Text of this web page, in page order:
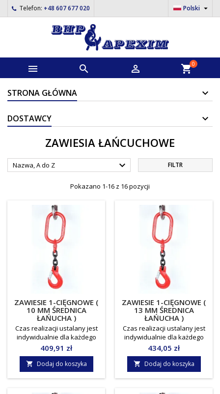
Telefon: +48 607 677 020 Polski 
   shopping_cart0
STRONA GŁÓWNA
DOSTAWCY
ZAWIESIA ŁAŃCUCHOWE
Nazwa, A do Z  FILTR
Pokazano 1-16 z 16 pozycji
ZAWIESIE 1-CIĘGNOWE (
10 MM ŚREDNICA
ŁAŃUCHA )
Czas realizacji ustalany jest
indywidualnie dla każdego
zamówienia.Towar do
odbioru osobistego, lub
indywidualnie ustalany koszt
dostawy !!! Norma: EN818-
4Średnica łańcucha: 10
Cena
409,91 zł
 Dodaj do koszyka
ZAWIESIE 1-CIĘGNOWE (
13 MM ŚREDNICA
ŁAŃUCHA )
Czas realizacji ustalany jest
indywidualnie dla każdego
zamówienia.Towar do
odbioru osobistego, lub
indywidualnie ustalany koszt
dostawy !!! Norma: EN818-
4Średnica łańcucha: 13
Cena
434,05 zł
 Dodaj do koszyka